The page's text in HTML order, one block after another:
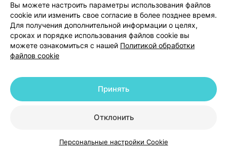
КаталогКорзинаИзбранноеПрофиль
Если у вас возникли какие-либо нежелательные
реакции, проконсультируйтесь с врачом или
работником аптеки. Данная рекомендация
распространяется на любые возможные
нежелательные реакции, в том числе на не
Сообщая о нежелательных реакциях, вы помогаете
получить больше сведений о безопасности
Вы можете настроить параметры использования файлов
cookie или изменить свое согласие в более позднее время.
Для получения дополнительной информации о целях,
сроках и порядке использования файлов cookie вы
можете ознакомиться с нашей Политикой обработки
файлов cookie
Отклонить
Принять
Персональные настройки Cookie